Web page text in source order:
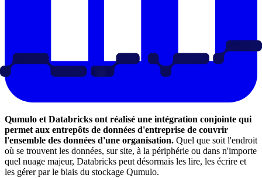
Qumulo et Databricks ont réalisé une intégration conjointe qui
permet aux entrepôts de données d'entreprise de couvrir
l'ensemble des données d'une organisation. Quel que soit l'endroit
où se trouvent les données, sur site, à la périphérie ou dans n'importe
quel nuage majeur, Databricks peut désormais les lire, les écrire et
les gérer par le biais du stockage Qumulo.